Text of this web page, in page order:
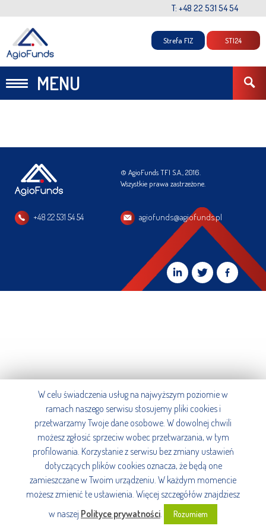
T: +48 22 531 54 54
MENU
Strefa FIZ STI24
© AgioFunds TFI S.A., 2016.
Wszystkie prawa zastrzeżone.
+48 22 531 54 54 agiofunds@agiofunds.pl
W celu świadczenia usług na najwyższym poziomie w
ramach naszego serwisu stosujemy pliki cookies i
przetwarzamy Twoje dane osobowe. W dowolnej chwili
możesz zgłosić sprzeciw wobec przetwarzania, w tym
profilowania. Korzystanie z serwisu bez zmiany ustawień
dotyczących plików cookies oznacza, że będą one
zamieszczane w Twoim urządzeniu. W każdym momencie
możesz zmienić te ustawienia. Więcej szczegółów znajdziesz
w naszej Polityce prywatności. Rozumiem